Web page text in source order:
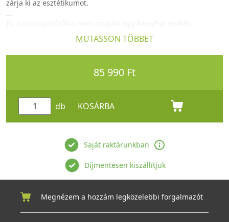
zárja ki az esztétikumot.
Ez a mosogatótálca nem csupán egy konyhai eszköz
hanem hosszú távú befektetés egy stílusos és időtálló
MUTASSON TÖBBET
85 990 Ft
db KOSÁRBA
Saját raktárunkban
Díjmentesen kiszállítjuk
Megnézem a hozzám legközelebbi forgalmazót